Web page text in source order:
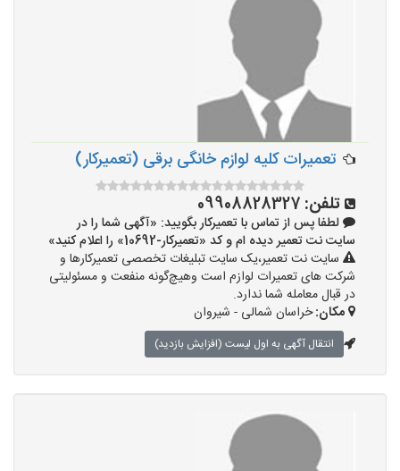
تعمیرات کلیه لوازم خانگی برقی (تعمیرکار)
تلفن: 09908828327
لطفا پس از تماس با تعمیرکار بگویید: «آگهی شما را در
سایت نت تعمیر دیده ام و کد «تعمیرکار-10692» را اعلام کنید»
سایت نت تعمیر،یک سایت تبلیغات تخصصی تعمیرکارها و
شرکت های تعمیرات لوازم است وهیچ‌گونه منفعت و مسئولیتی
در قبال معامله شما ندارد.
مکان:خراسان شمالی - شیروان
انتقال آگهی به اول لیست (افزایش بازدید)